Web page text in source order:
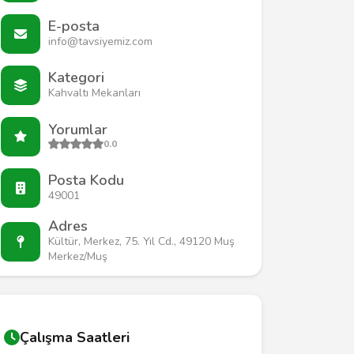
E-posta
info@tavsiyemiz.com
Kategori
Kahvaltı Mekanları
Yorumlar
0.0
Posta Kodu
49001
Adres
Kültür, Merkez, 75. Yıl Cd., 49120 Muş
Merkez/Muş
Çalışma Saatleri